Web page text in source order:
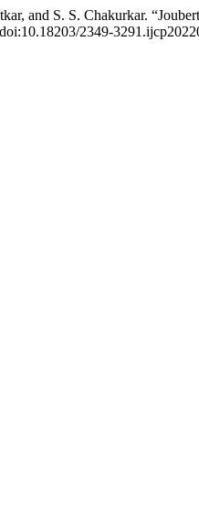
and S. S. Chakurkar.
2349-